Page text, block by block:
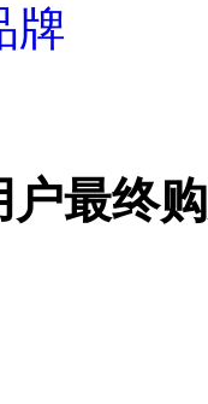
牌
户最终